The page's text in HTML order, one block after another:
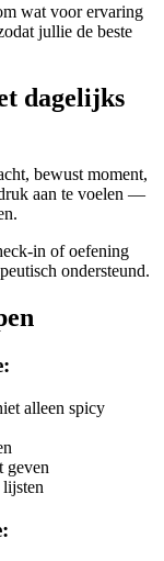
wat voor ervaring
jullie de beste
dagelijks
bewust moment,
aan te voelen —
in of oefening
ondersteund.
alleen spicy
geven